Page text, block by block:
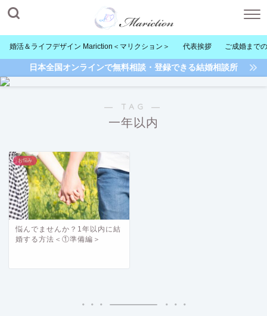
婚活＆ライフデザイン Mariction＜マリクション＞ 代表挨拶 ご成婚まで
日本全国オンラインで無料相談・登録できる結婚相談所
― TAG ―
一年以内
お悩み
悩んでませんか？1年以内に結
婚する方法＜①準備編＞